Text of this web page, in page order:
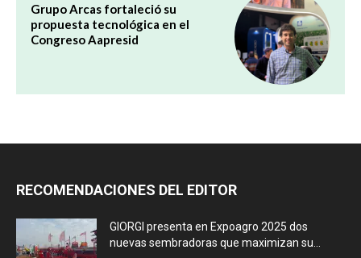
Grupo Arcas fortaleció su
propuesta tecnológica en el
Congreso Aapresid
RECOMENDACIONES DEL EDITOR
GIORGI presenta en Expoagro 2025 dos
nuevas sembradoras que maximizan su...